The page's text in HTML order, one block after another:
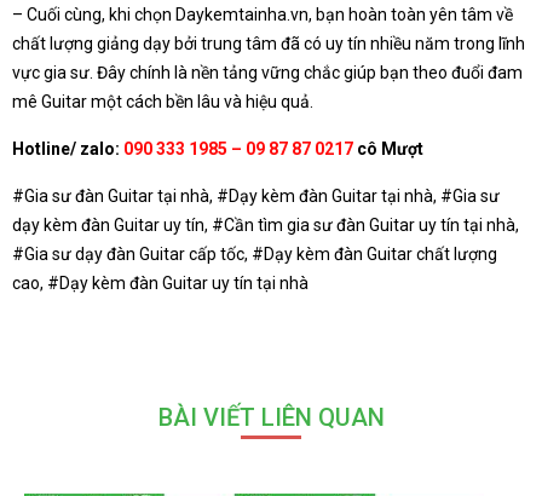
– Cuối cùng, khi chọn Daykemtainha.vn, bạn hoàn toàn yên tâm về
chất lượng giảng dạy bởi trung tâm đã có uy tín nhiều năm trong lĩnh
vực gia sư. Đây chính là nền tảng vững chắc giúp bạn theo đuổi đam
mê Guitar một cách bền lâu và hiệu quả.
Hotline/ zalo: 090 333 1985 – 09 87 87 0217 cô Mượt
#Gia sư đàn Guitar tại nhà, #Dạy kèm đàn Guitar tại nhà, #Gia sư
dạy kèm đàn Guitar uy tín, #Cần tìm gia sư đàn Guitar uy tín tại nhà,
#Gia sư dạy đàn Guitar cấp tốc, #Dạy kèm đàn Guitar chất lượng
cao, #Dạy kèm đàn Guitar uy tín tại nhà
BÀI VIẾT LIÊN QUAN